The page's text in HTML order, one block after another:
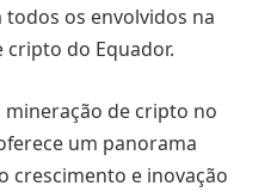
os envolvidos na
do Equador.
de cripto no
um panorama
crescimento e inovação